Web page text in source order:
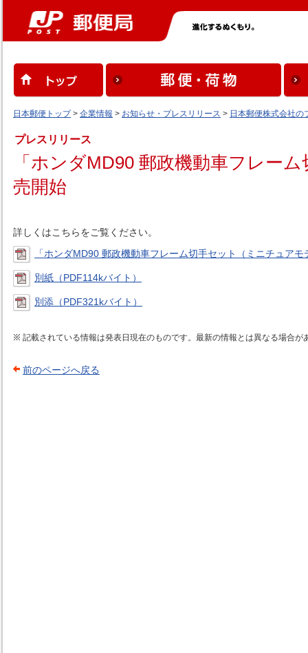
日本郵便トップ> 企業情報 > お知らせ・プレスリリース > 日本郵便株式会社の
プレスリリース
「ホンダMD90 郵政機動車フレー
売開始
詳しくはこちらをご覧ください。
「ホンダMD90 郵政機動車フレーム切手セット（ミニチュア
別紙（PDF114kバイト）
別添（PDF321kバイト）
記載されている情報は発表日現在のものです。最新の情報とは異なる場合が
前のページへ戻る